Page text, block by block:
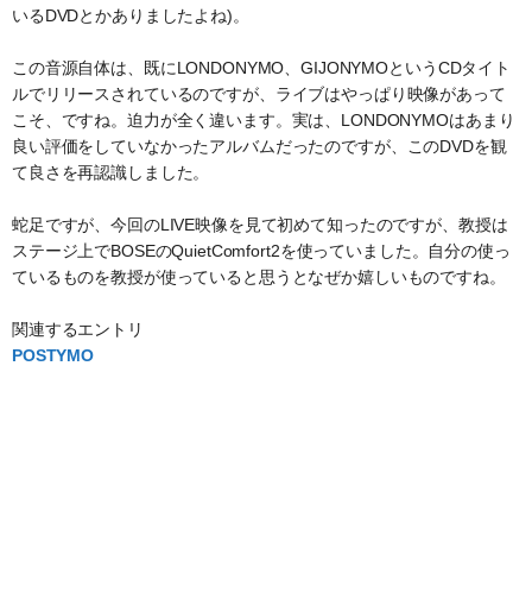
いるDVDとかありましたよね)。
この音源自体は、既にLONDONYMO、GIJONYMOというCDタイト
ルでリリースされているのですが、ライブはやっぱり映像があって
こそ、ですね。迫力が全く違います。実は、LONDONYMOはあまり
良い評価をしていなかったアルバムだったのですが、このDVDを観
て良さを再認識しました。
蛇足ですが、今回のLIVE映像を見て初めて知ったのですが、教授は
ステージ上でBOSEのQuietComfort2を使っていました。自分の使っ
ているものを教授が使っていると思うとなぜか嬉しいものですね。
関連するエントリ
POSTYMO